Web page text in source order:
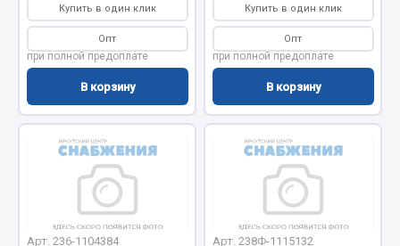
Двигатель
Мост задний
Система питания
Система выпуска газа
Система охлаждения
Сцепление
Тормозная система
Весь раздел
Купить в один клик
Опт
при полной предоплате
В корзину
Купить в один клик
Опт
при полной предоплате
В корзину
Арт. 236-1104384 Арт. 238Ф-1115132